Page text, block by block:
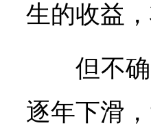
生的收益
但不
逐年下滑